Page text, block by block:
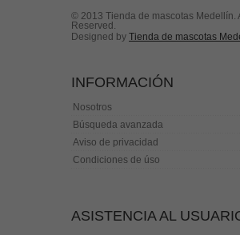
© 2013 Tienda de mascotas Medellín.
Reserved.
Designed by Tienda de mascotas
INFORMACIÓN
Nosotros
Búsqueda avanzada
Aviso de privacidad
Condiciones de úso
ASISTENCIA AL